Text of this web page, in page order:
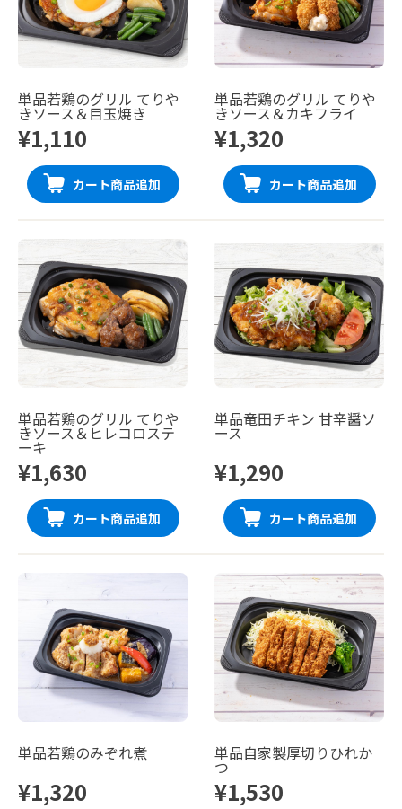
単品若鶏のグリル てりや
きソース＆目玉焼き
¥1,110
カート商品追加
単品若鶏のグリル てりや
きソース＆カキフライ
¥1,320
カート商品追加
単品若鶏のグリル てりや
きソース＆ヒレコロステ
ーキ
¥1,630
カート商品追加
単品竜田チキン 甘辛醤ソ
ース
¥1,290
カート商品追加
単品若鶏のみぞれ煮
¥1,320
単品自家製厚切りひれか
つ
¥1,530